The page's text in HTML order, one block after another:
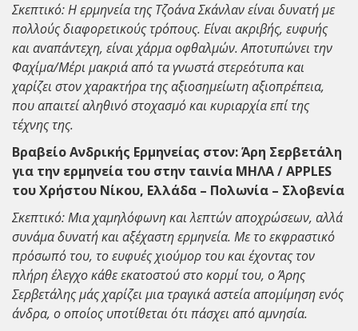
Σκεπτικό: Η ερμηνεία της Τζοάνα Σκάνλαν είναι δυνατή με
πολλούς διαφορετικούς τρόπους. Είναι ακριβής, ευφυής
και αναπάντεχη, είναι χάρμα οφθαλμών. Αποτυπώνει την
Φαχίμα/Μέρι μακριά από τα γνωστά στερεότυπα και
χαρίζει στον χαρακτήρα της αξιοσημείωτη αξιοπρέπεια,
που απαιτεί αληθινό στοχασμό και κυριαρχία επί της
τέχνης της.
Βραβείο Ανδρικής Ερμηνείας στον: Άρη Σερβετάλη
για την ερμηνεία του στην ταινία ΜΗΛΑ / APPLES
του Χρήστου Νίκου, Ελλάδα – Πολωνία – Σλοβενία
Σκεπτικό: Μια χαμηλόφωνη και λεπτών αποχρώσεων, αλλά
συνάμα δυνατή και αξέχαστη ερμηνεία. Με το εκφραστικό
πρόσωπό του, το ευφυές χιούμορ του και έχοντας τον
πλήρη έλεγχο κάθε εκατοστού στο κορμί του, ο Άρης
Σερβετάλης μάς χαρίζει μια τραγικά αστεία απομίμηση ενός
άνδρα, ο οποίος υποτίθεται ότι πάσχει από αμνησία.